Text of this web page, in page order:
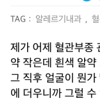
TAG : 알레르기내과 ,
제가 어제 혈관부종
약 작은데 흰색 알
그 직후 얼굴이 뭔
에 더우니까 그럴